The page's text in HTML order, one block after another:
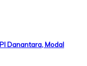
Danantara, Modal